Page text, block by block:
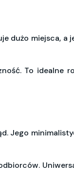
dużo miejsca, a
To idealne
Jego